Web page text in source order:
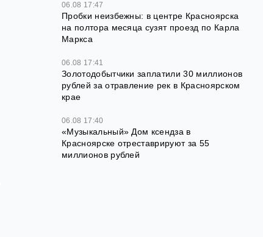
06.08 17:47
Пробки неизбежны: в центре Красноярска
на полтора месяца сузят проезд по Карла
Маркса
06.08 17:41
Золотодобытчики заплатили 30 миллионов
рублей за отравление рек в Красноярском
крае
06.08 17:40
«Музыкальный» Дом ксендза в
Красноярске отреставрируют за 55
миллионов рублей